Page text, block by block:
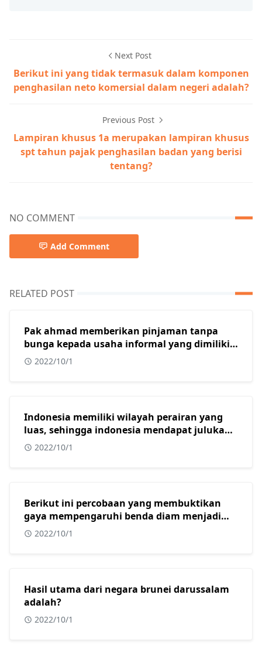
Next Post
Berikut ini yang tidak termasuk dalam komponen
penghasilan neto komersial dalam negeri adalah?
Previous Post
Lampiran khusus 1a merupakan lampiran khusus
spt tahun pajak penghasilan badan yang berisi
tentang?
NO COMMENT
Add Comment
RELATED POST
Pak ahmad memberikan pinjaman tanpa
bunga kepada usaha informal yang dimiliki
oleh beberapa warga muslim di kota
2022/10/1
Indonesia memiliki wilayah perairan yang
luas, sehingga indonesia mendapat julukan
sebagai?
2022/10/1
Berikut ini percobaan yang membuktikan
gaya mempengaruhi benda diam menjadi
bergerak adalah?
2022/10/1
Hasil utama dari negara brunei darussalam
adalah?
2022/10/1